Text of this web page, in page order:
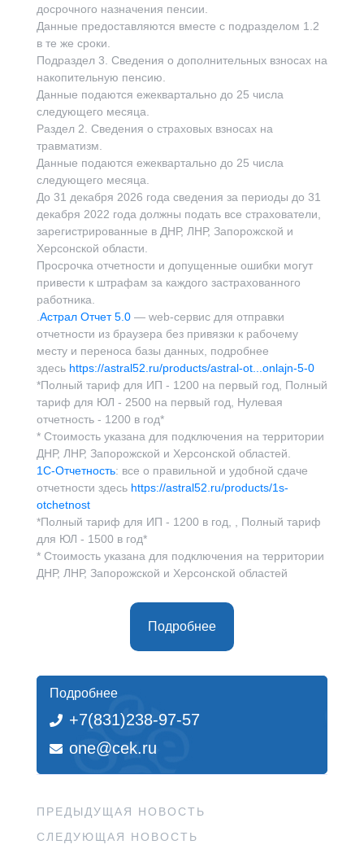
досрочного назначения пенсии.
Данные предоставляются вместе с подразделом 1.2
в те же сроки.
Подраздел 3. Сведения о дополнительных взносах на
накопительную пенсию.
Данные подаются ежеквартально до 25 числа
следующего месяца.
Раздел 2. Сведения о страховых взносах на
травматизм.
Данные подаются ежеквартально до 25 числа
следующего месяца.
До 31 декабря 2026 года сведения за периоды до 31
декабря 2022 года должны подать все страхователи,
зарегистрированные в ДНР, ЛНР, Запорожской и
Херсонской области.
Просрочка отчетности и допущенные ошибки могут
привести к штрафам за каждого застрахованного
работника.
.Астрал Отчет 5.0 — web-сервис для отправки
отчетности из браузера без привязки к рабочему
месту и переноса базы данных, подробнее
здесь https://astral52.ru/products/astral-ot...onlajn-5-0
*Полный тариф для ИП - 1200 на первый год, Полный
тариф для ЮЛ - 2500 на первый год, Нулевая
отчетность - 1200 в год*
* Стоимость указана для подключения на территории
ДНР, ЛНР, Запорожской и Херсонской областей.
1С-Отчетность: все о правильной и удобной сдаче
отчетности здесь https://astral52.ru/products/1s-
otchetnost
*Полный тариф для ИП - 1200 в год, , Полный тариф
для ЮЛ - 1500 в год*
* Стоимость указана для подключения на территории
ДНР, ЛНР, Запорожской и Херсонской областей
Подробнее
Подробнее
+7(831)238-97-57
one@cek.ru
ПРЕДЫДУЩАЯ НОВОСТЬ
СЛЕДУЮЩАЯ НОВОСТЬ